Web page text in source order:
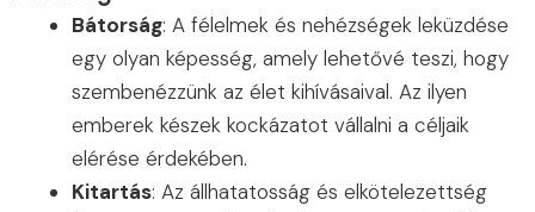
Bátorság: A félelmek és nehézségek leküzdése
egy olyan képesség, amely lehetővé teszi, hogy
szembenézzünk az élet kihívásaival. Az ilyen
emberek készek kockázatot vállalni a céljaik
elérése érdekében.
Kitartás: Az állhatatosság és elkötelezettség